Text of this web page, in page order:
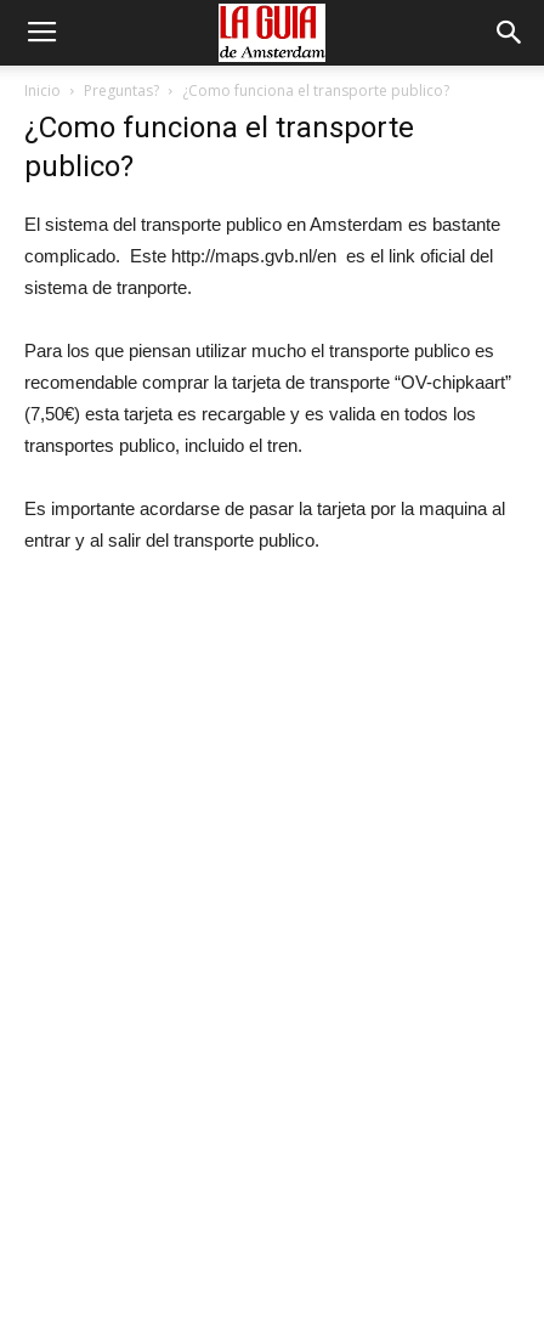
Inicio Preguntas? ¿Como funciona el transporte publico?
¿Como funciona el transporte
publico?
El sistema del transporte publico en Amsterdam es bastante
complicado. Este http://maps.gvb.nl/en es el link oficial del
sistema de tranporte.
Para los que piensan utilizar mucho el transporte publico es
recomendable comprar la tarjeta de transporte “OV-chipkaart”
(7,50€) esta tarjeta es recargable y es valida en todos los
transportes publico, incluido el tren.
Es importante acordarse de pasar la tarjeta por la maquina al
entrar y al salir del transporte publico.